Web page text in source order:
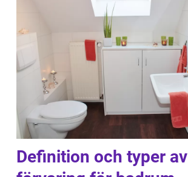
Definition och typer av